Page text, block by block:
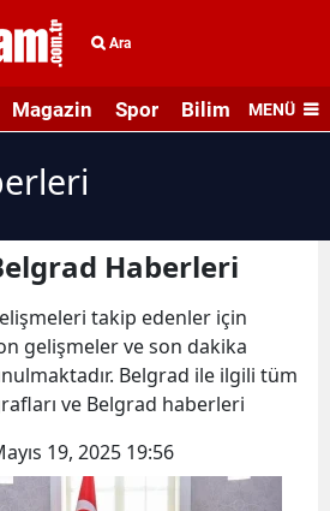
Ara
Magazin Spor Bilim veMENÜ
Haberleri
takip edenler için
gelişmeler ve son dakika
Belgrad ile ilgili tüm
ve Belgrad haberleri
19, 2025 19:56